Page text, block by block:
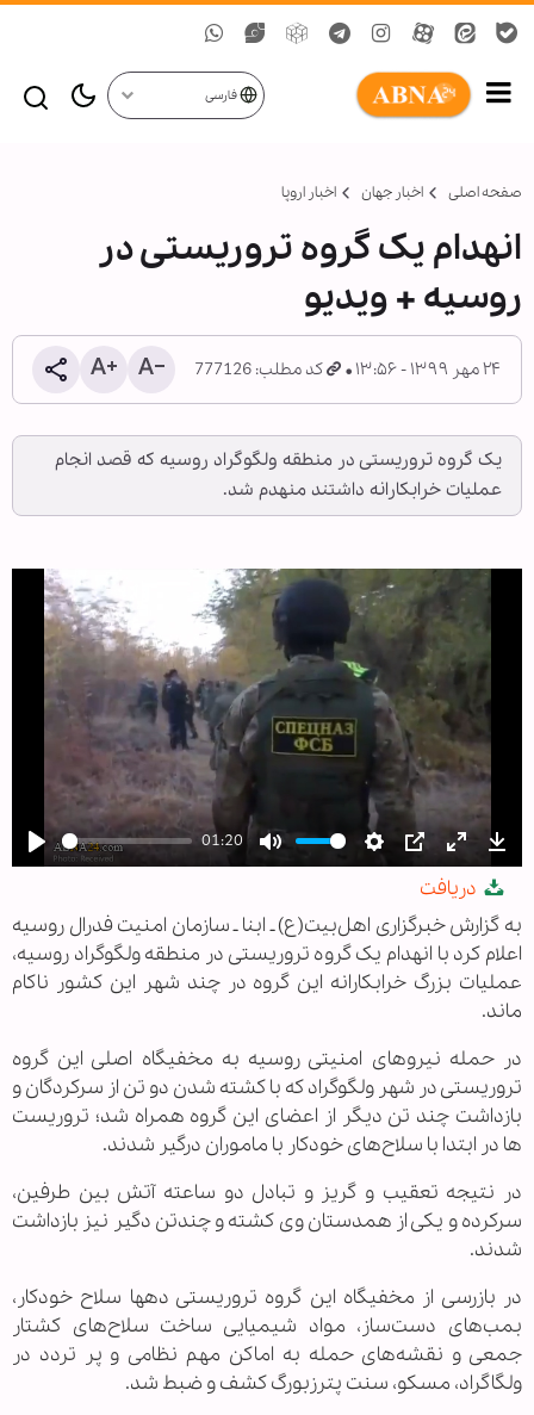
فارسی
صفحه اصلی اخبار جهان اخبار اروپا
انهدام يک گروه تروريستی در
روسيه + ویدیو
۲۴ مهر ۱۳۹۹ - ۱۳:۵۶ کد مطلب: 777126
یک گروه تروریستی در منطقه ولگوگراد روسیه که قصد انجام
عملیات خرابکارانه داشتند منهدم شد.
Play
01:20
Mute Settings
PIP Enter
دریافت
به گزارش خبرگزاری اهل‌بیت(ع) ـ ابنا ـ سازمان امنیت فدرال روسیه
اعلام کرد با انهدام یک گروه تروریستی در منطقه ولگوگراد روسیه،
عملیات بزرگ خرابکارانه این گروه در چند شهر این کشور ناکام
ماند.
در حمله نیروهای امنیتی روسیه به مخفیگاه اصلی این گروه
تروریستی در شهر ولگوگراد که با کشته شدن دو تن از سرکردگان و
بازداشت چند تن ديگر از اعضای این گروه همراه شد؛ تروريست
ها در ابتدا با سلاح‌های خودکار با ماموران درگیر شدند.
در نتیجه تعقیب و گریز و تبادل دو ساعته آتش بین طرفین،
سرکرده و یکی از همدستان وی کشته و چندتن دگير نیز بازداشت
شدند.
در بازرسی از مخفیگاه این گروه تروریستی دهها سلاح خودکار،
بمب‌های دست‌ساز، مواد شیمیایی ساخت سلاح‌های کشتار
جمعی و نقشه‌های حمله به اماکن مهم نظامی و پر تردد در
ولگاگراد، مسکو، سنت پترزبورگ کشف و ضبط شد.